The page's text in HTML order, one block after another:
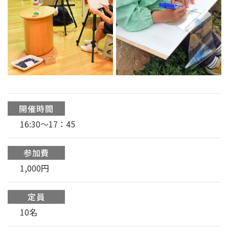
開催時間
16:30〜17：45
参加費
1,000円
定員
10名